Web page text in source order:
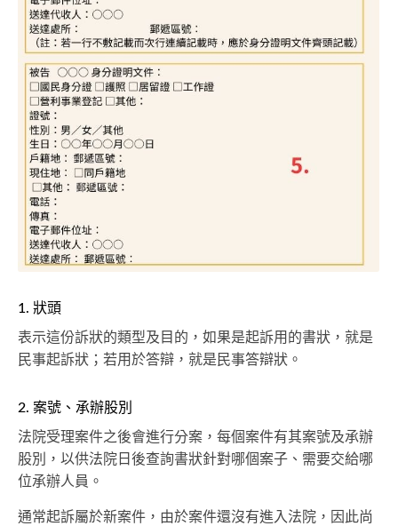
1. 狀頭
表示這份訴狀的類型及目的，如果是起訴用的書狀，就是
民事起訴狀；若用於答辯，就是民事答辯狀。
2. 案號、承辦股別
法院受理案件之後會進行分案，每個案件有其案號及承辦
股別，以供法院日後查詢書狀針對哪個案子、需要交給哪
位承辦人員。
通常起訴屬於新案件，由於案件還沒有進入法院，因此尚